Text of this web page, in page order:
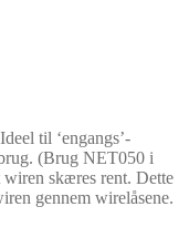
til ‘engangs’-
(Brug NET050 i
skæres rent. Dette
gennem wirelåsene.